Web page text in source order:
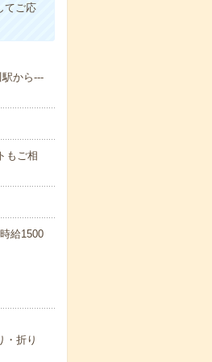
てご応
から---
もご相
給1500
・折り